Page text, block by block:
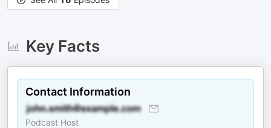
Key Facts
Contact Information
Podcast Host